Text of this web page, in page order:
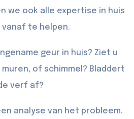
we ook alle expertise in huis
vanaf te helpen.
geur in huis? Ziet u
of schimmel? Bladdert
verf af?
analyse van het probleem.